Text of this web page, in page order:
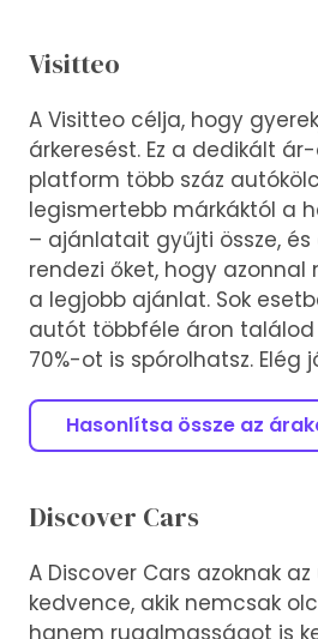
Visitteo
A Visitteo célja, hogy
árkeresést. Ez a dedikált
platform több száz
legismertebb márkáktól a
– ajánlatait gyűjti össze,
rendezi őket, hogy azonnal
a legjobb ajánlat. Sok
autót többféle áron
70%-ot is spórolhatsz. Elég
Hasonlítsa össze az
Discover Cars
A Discover Cars azoknak
kedvence, akik nemcsak
hanem rugalmasságot is